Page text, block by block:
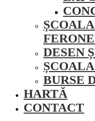
DESEN
BURSE
HARTĂ
CONTACT